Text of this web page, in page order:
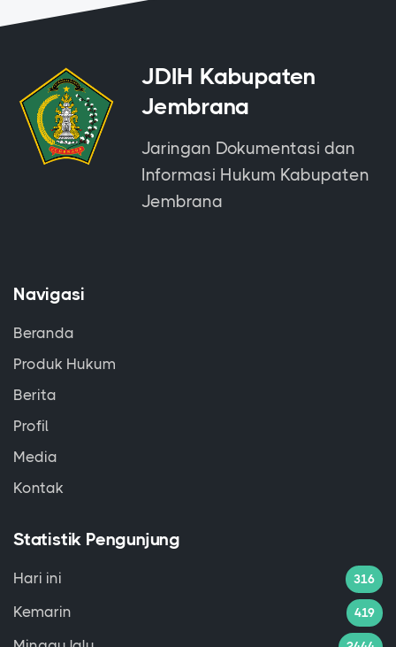
JDIH Kabupaten
Jembrana
Jaringan Dokumentasi dan
Informasi Hukum Kabupaten
Jembrana
Navigasi
Beranda
Produk Hukum
Berita
Profil
Media
Kontak
Statistik Pengunjung
Hari ini 316
Kemarin 419